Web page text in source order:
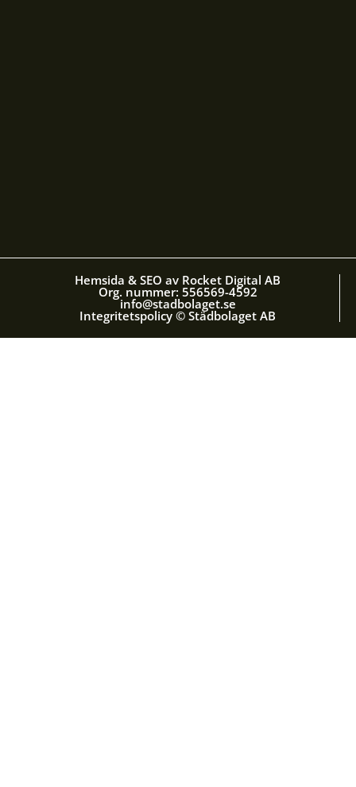
Hemsida & SEO av Rocket Digital AB
Org. nummer: 556569-4592
info@stadbolaget.se
Integritetspolicy © Städbolaget AB